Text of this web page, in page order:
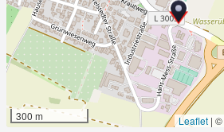
300 m Leaflet | ©